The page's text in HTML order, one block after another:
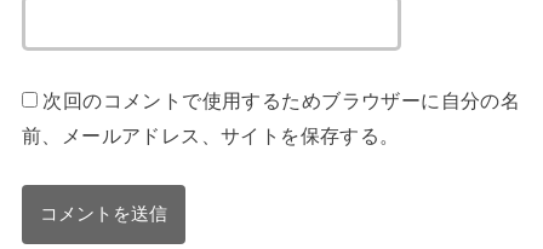
次回のコメントで使用するためブラウザーに自分の名
前、メールアドレス、サイトを保存する。